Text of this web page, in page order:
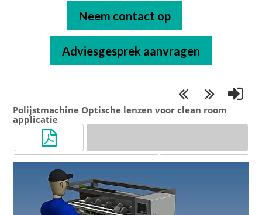
Neem contact op
Adviesgesprek aanvragen
Polijstmachine Optische lenzenvoor clean room
applicatie